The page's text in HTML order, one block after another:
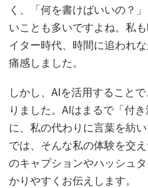
く、「何を書けばいいの？
いことも多いですよね。私
イター時代、時間に追われ
痛感しました。
しかし、AIを活用すること
りました。AIはまるで「付
に、私の代わりに言葉を紡
では、そんな私の体験を交
のキャプションやハッシュ
かりやすくお伝えします。